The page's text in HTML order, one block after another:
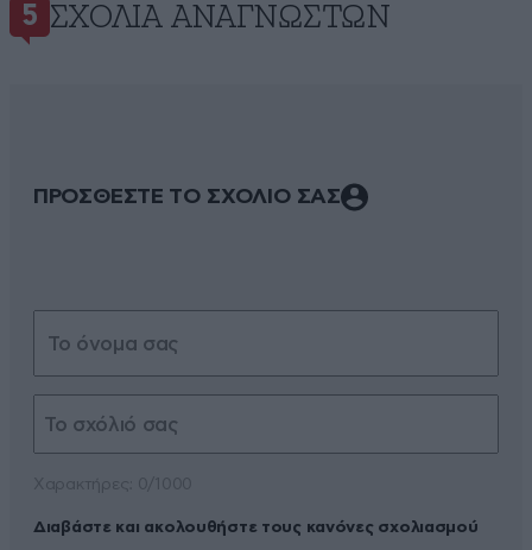
5 ΣΧΌΛΙΑ ΑΝΑΓΝΩΣΤΏΝ
ΠΡΟΣΘΕΣΤΕ ΤΟ ΣΧΟΛΙΟ ΣΑΣ
Διαβάστε και ακολουθήστε τους κανόνες σχολιασμού